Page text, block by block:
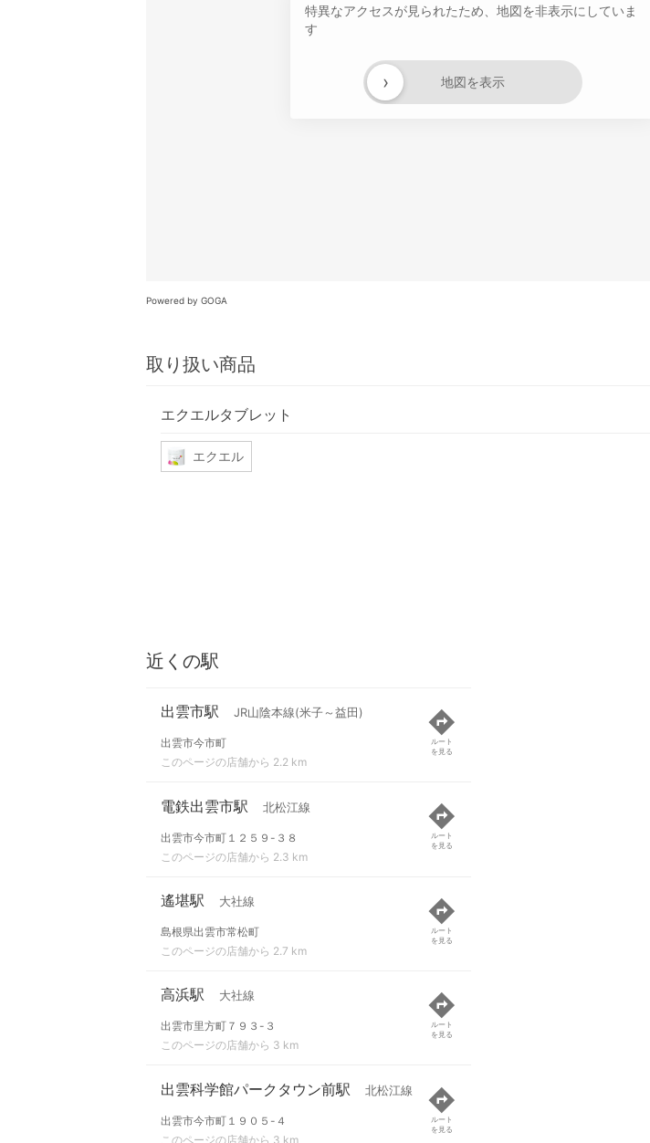
特異なアクセスが見られたため、地図を非表示にしていま
す
地図を表示
›
Powered by GOGA
取り扱い商品
エクエルタブレット
エクエル
近くの駅
出雲市駅 JR山陰本線(米子～益田)
出雲市今市町
このページの店舗から 2.2 km
ルート
を見る
電鉄出雲市駅 北松江線
出雲市今市町１２５９-３８
このページの店舗から 2.3 km
ルート
を見る
遙堪駅 大社線
島根県出雲市常松町
このページの店舗から 2.7 km
ルート
を見る
高浜駅 大社線
出雲市里方町７９３-３
このページの店舗から 3 km
ルート
を見る
出雲科学館パークタウン前駅 北松江線
出雲市今市町１９０５-４
このページの店舗から 3 km
ルート
を見る